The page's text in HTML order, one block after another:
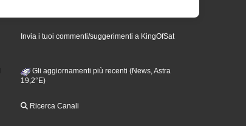
Invia i tuoi commenti/suggerimenti a KingOfSat
Gli aggiornamenti più recenti (News, Astra
19,2°E)
Ricerca Canali